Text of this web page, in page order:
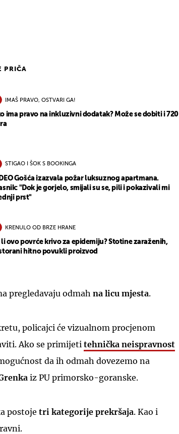
PRIČA
IMAŠ PRAVO, OSTVARI GA!
ima pravo na inkluzivni dodatak? Može se dobiti i 720
STIGAO I ŠOK S BOOKINGA
Gošća izazvala požar luksuznog apartmana.
"Dok je gorjelo, smijali su se, pili i pokazivali mi
prst"
KRENULO OD BRZE HRANE
li ovo povrće krivo za epidemiju? Stotine zaraženih,
hitno povukli proizvod
pregledavaju odmah na licu mjesta.
policajci će vizualnom procjenom
Ako se primijeti tehnička neispravnost
da ih odmah dovezemo na
iz PU primorsko-goranske.
postoje tri kategorije prekršaja. Kao i